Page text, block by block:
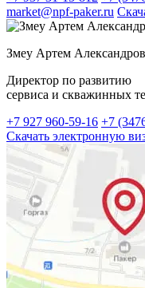
market@npf-paker.ru
Змеу Артем
Директор по развитию
сервиса и скважинных
+7 927 960-59-16 +7
Скачать электронную